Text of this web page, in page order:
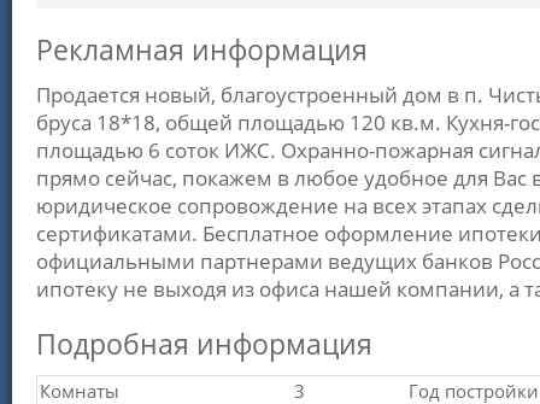
Рекламная информация
Продается новый, благоустроенный дом в п.
бруса 18*18, общей площадью 120 кв.м. Кухня-
площадью 6 соток ИЖС. Охранно-пожарная
прямо сейчас, покажем в любое удобное для
юридическое сопровождение на всех этапах
сертификатами. Бесплатное оформление
официальными партнерами ведущих банков
ипотеку не выходя из офиса нашей компании, а
Подробная информация
Комнаты
3
Год постройки